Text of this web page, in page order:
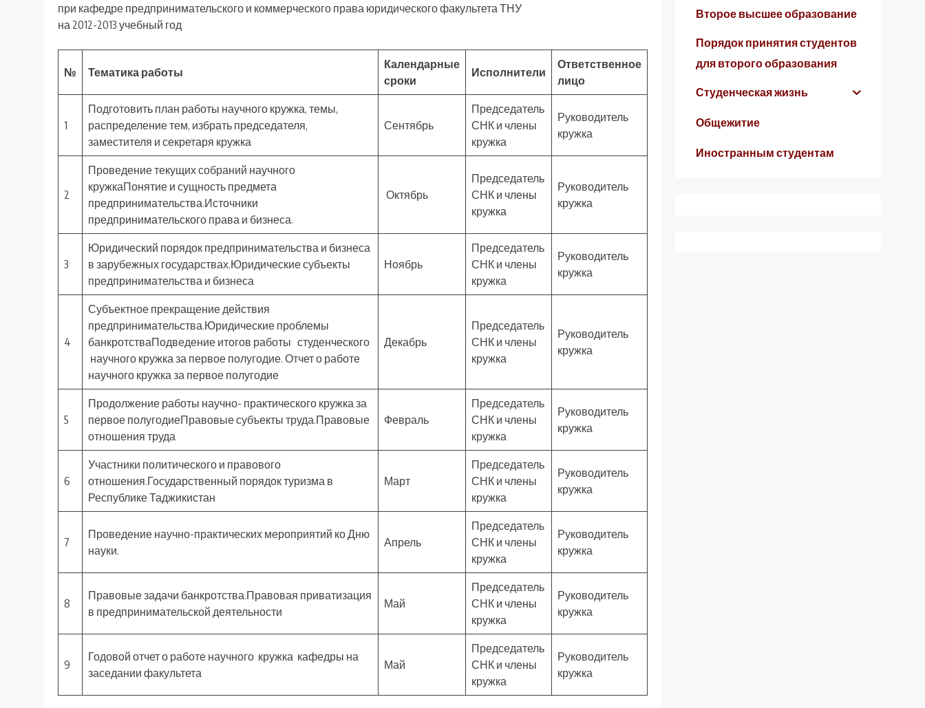
при кафедре предпринимательского и коммерческого права юридического факультета ТНУ
на 2012-2013 учебный год
№ Тематика работы
Календарные
сроки
Исполнители
Ответственное
лицо
1
Подготовить план работы научного кружка, темы,
распределение тем, избрать председателя,
заместителя и секретаря кружка
Сентябрь
Председатель
СНК и члены
кружка
Руководитель
кружка
2
Проведение текущих собраний научного
кружкаПонятие и сущность предмета
предпринимательства.Источники
предпринимательского права и бизнеса.
Октябрь
Председатель
СНК и члены
кружка
Руководитель
кружка
3
Юридический порядок предпринимательства и бизнеса
в зарубежных государствах.Юридические субъекты
предпринимательства и бизнеса
Ноябрь
Председатель
СНК и члены
кружка
Руководитель
кружка
4
Субъектное прекращение действия
предпринимательства.Юридические проблемы
банкротстваПодведение итогов работы студенческого
научного кружка за первое полугодие. Отчет о работе
научного кружка за первое полугодие
Декабрь
Председатель
СНК и члены
кружка
Руководитель
кружка
5
Продолжение работы научно- практического кружка за
первое полугодиеПравовые субъекты труда.Правовые
отношения труда
Февраль
Председатель
СНК и члены
кружка
Руководитель
кружка
6
Участники политического и правового
отношения.Государственный порядок туризма в
Республике Таджикистан
Март
Председатель
СНК и члены
кружка
Руководитель
кружка
7
Проведение научно-практических мероприятий ко Дню
науки.
Апрель
Председатель
СНК и члены
кружка
Руководитель
кружка
8
Правовые задачи банкротства.Правовая приватизация
в предпринимательской деятельности
Май
Председатель
СНК и члены
кружка
Руководитель
кружка
9
Годовой отчет о работе научного кружка кафедры на
заседании факультета
Май
Председатель
СНК и члены
кружка
Руководитель
кружка
Второе высшее образование
Порядок принятия студентов
для второго образования
Студенческая жизнь
Общежитие
Иностранным студентам